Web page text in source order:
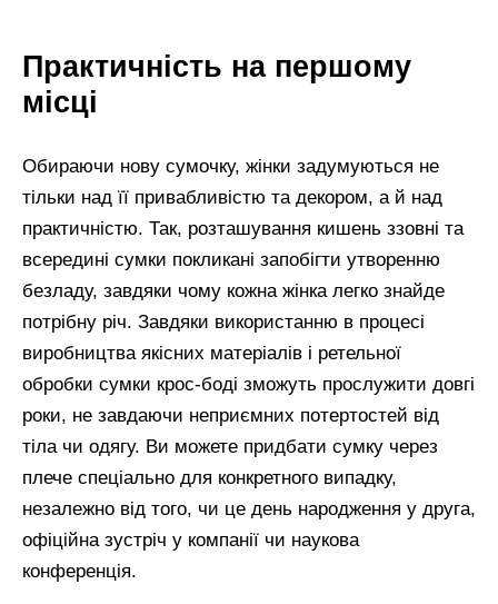
Практичність на першому
місці
Обираючи нову сумочку, жінки задумуються не
тільки над її привабливістю та декором, а й над
практичністю. Так, розташування кишень ззовні та
всередині сумки покликані запобігти утворенню
безладу, завдяки чому кожна жінка легко знайде
потрібну річ. Завдяки використанню в процесі
виробництва якісних матеріалів і ретельної
обробки сумки крос-боді зможуть прослужити довгі
роки, не завдаючи неприємних потертостей від
тіла чи одягу. Ви можете придбати сумку через
плече спеціально для конкретного випадку,
незалежно від того, чи це день народження у друга,
офіційна зустріч у компанії чи наукова
конференція.